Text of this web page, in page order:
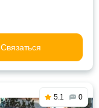
Связаться
5.1 0